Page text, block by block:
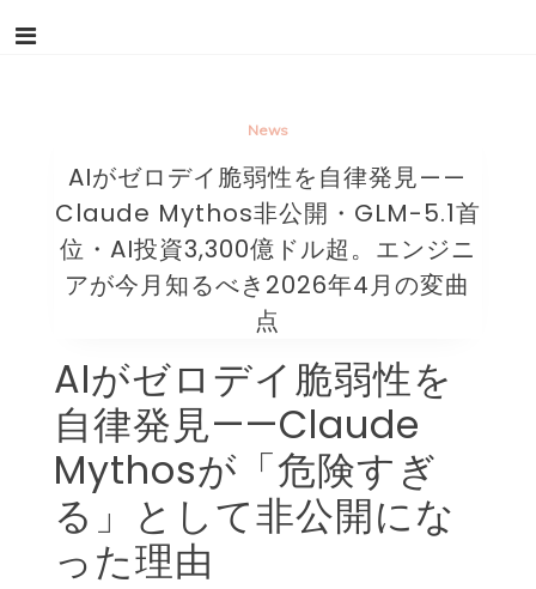
News
AIがゼロデイ脆弱性を自律発見——
Claude Mythos非公開・GLM-5.1首
位・AI投資3,300億ドル超。エンジニ
アが今月知るべき2026年4月の変曲
点
AIがゼロデイ脆弱性を
自律発見——Claude
Mythosが「危険すぎ
る」として非公開にな
った理由